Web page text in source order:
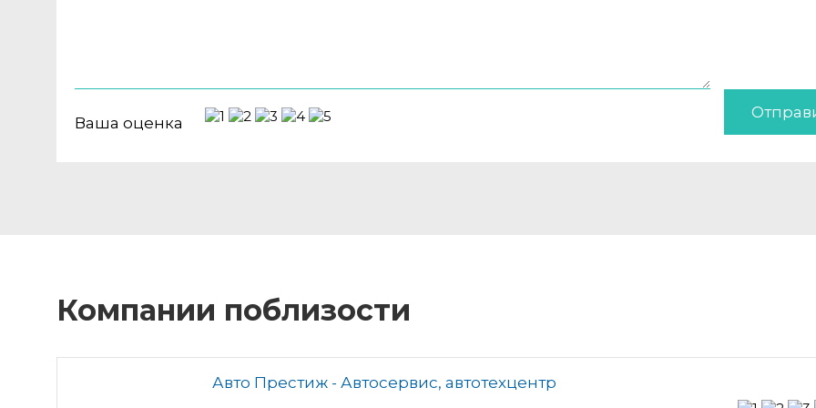
Ваша оценка
Компании поблизости
Авто Престиж - Автосервис, автотехцентр